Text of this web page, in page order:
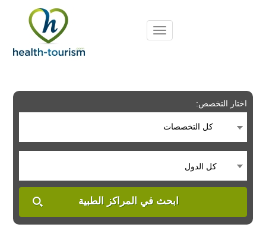
includes
system.
اختار التخصص:
كل التخصصات
كل الدول
ابحث في المراكز الطبية